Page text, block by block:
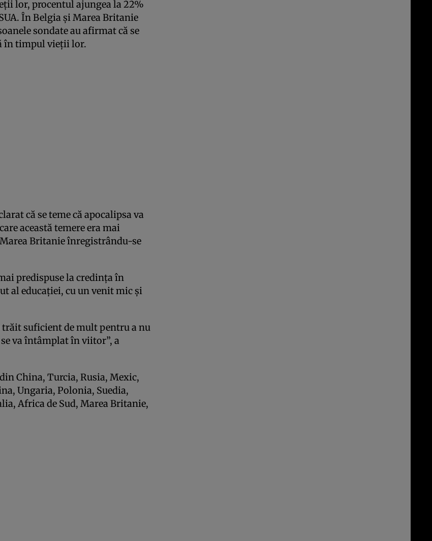
lor, procentul ajungea la 22%
În Belgia şi Marea Britanie
sondate au afirmat că se
în timpul vieţii lor.
că se teme că apocalipsa va
această temere era mai
Britanie înregistrându-se
predispuse la credinţa în
al educaţiei, cu un venit mic şi
trăit suficient de mult pentru a nu
va întâmplat în viitor”, a
China, Turcia, Rusia, Mexic,
Ungaria, Polonia, Suedia,
Africa de Sud, Marea Britanie,